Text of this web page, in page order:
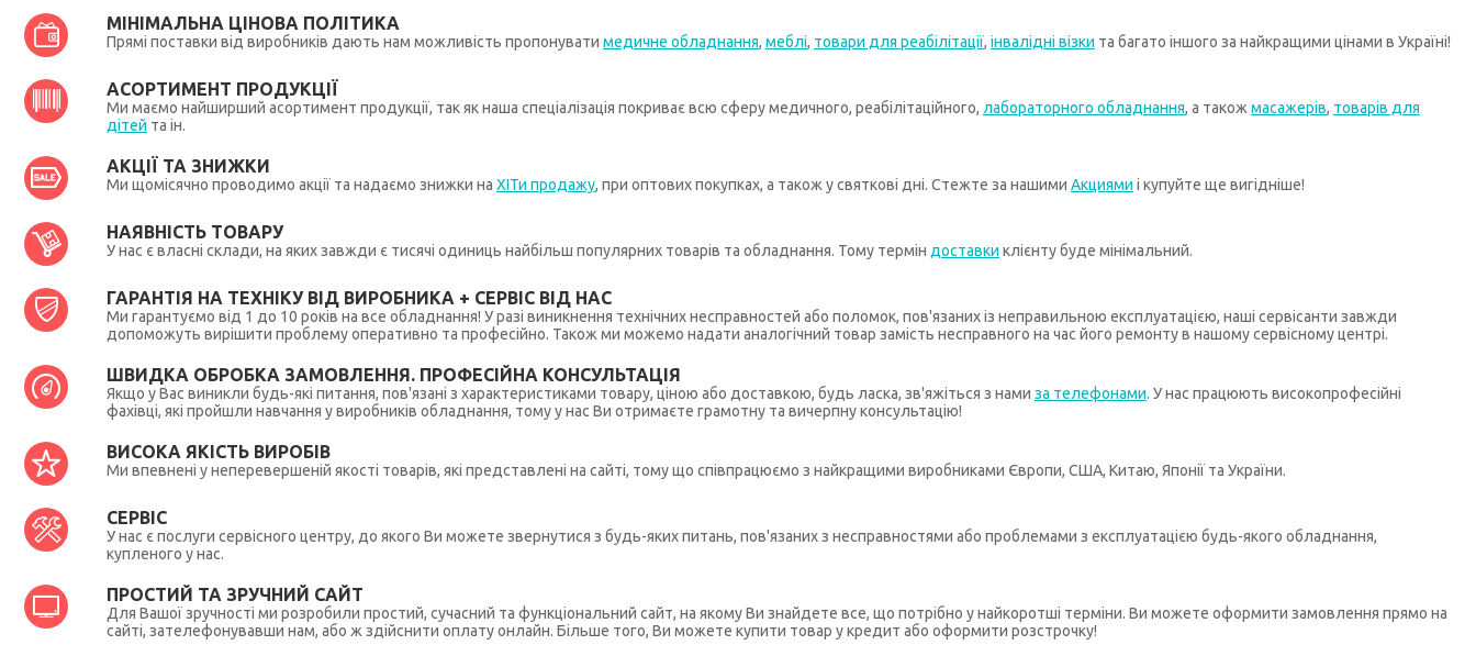
МІНІМАЛЬНА ЦІНОВА ПОЛІТИКА
Прямі поставки від виробників дають нам можливість пропонувати медичне обладнання, меблі, товари для реабілітації, інвалідні візки та багато іншого за найкращими цінами в Україні!
АСОРТИМЕНТ ПРОДУКЦІЇ
Ми маємо найширший асортимент продукції, так як наша спеціалізація покриває всю сферу медичного, реабілітаційного, лабораторного обладнання, а також масажерів, товарів для
дітей та ін.
АКЦІЇ ТА ЗНИЖКИ
Ми щомісячно проводимо акції та надаємо знижки на ХІТи продажу, при оптових покупках, а також у святкові дні. Стежте за нашими Акциями і купуйте ще вигідніше!
НАЯВНІСТЬ ТОВАРУ
У нас є власні склади, на яких завжди є тисячі одиниць найбільш популярних товарів та обладнання. Тому термін доставки клієнту буде мінімальний.
ГАРАНТІЯ НА ТЕХНІКУ ВІД ВИРОБНИКА + СЕРВІС ВІД НАС
Ми гарантуємо від 1 до 10 років на все обладнання! У разі виникнення технічних несправностей або поломок, пов'язаних із неправильною експлуатацією, наші сервісанти завжди
допоможуть вирішити проблему оперативно та професійно. Також ми можемо надати аналогічний товар замість несправного на час його ремонту в нашому сервісному центрі.
ШВИДКА ОБРОБКА ЗАМОВЛЕННЯ. ПРОФЕСІЙНА КОНСУЛЬТАЦІЯ
Якщо у Вас виникли будь-які питання, пов'язані з характеристиками товару, ціною або доставкою, будь ласка, зв'яжіться з нами за телефонами. У нас працюють високопрофесійні
фахівці, які пройшли навчання у виробників обладнання, тому у нас Ви отримаєте грамотну та вичерпну консультацію!
ВИСОКА ЯКІСТЬ ВИРОБІВ
Ми впевнені у неперевершеній якості товарів, які представлені на сайті, тому що співпрацюємо з найкращими виробниками Європи, США, Китаю, Японії та України.
СЕРВІС
У нас є послуги сервісного центру, до якого Ви можете звернутися з будь-яких питань, пов'язаних з несправностями або проблемами з експлуатацією будь-якого обладнання,
купленого у нас.
ПРОСТИЙ ТА ЗРУЧНИЙ САЙТ
Для Вашої зручності ми розробили простий, сучасний та функціональний сайт, на якому Ви знайдете все, що потрібно у найкоротші терміни. Ви можете оформити замовлення прямо на
сайті, зателефонувавши нам, або ж здійснити оплату онлайн. Більше того, Ви можете купити товар у кредит або оформити розстрочку!